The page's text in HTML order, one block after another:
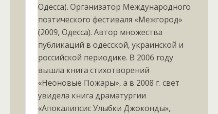
Одесса). Организатор Международного
поэтического фестиваля «Межгород»
(2009, Одесса). Автор множества
публикаций в одесской, украинской и
российской периодике. В 2006 году
вышла книга стихотворений
«Неоновые Пожары», а в 2008 г. свет
увидела книга драматургии
«Апокалипсис Улыбки Джоконды»,